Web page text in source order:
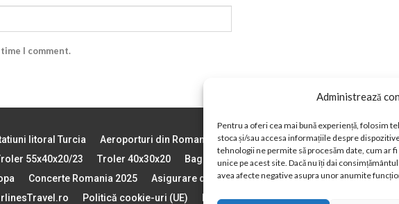
Administrează
Pentru a oferi cea mai bună experiență, folosim
stoca și/sau accesa informațiile despre
tehnologii ne permite să procesăm date, cum ar
unice pe acest site. Dacă nu îți dai
avea afecte negative asupra unor anumite
I comment.
litoral Turcia Aeroporturi din Romania Vremea in Romania
Curs valutar
55x40x20/23 Troler 40x30x20 Bagajul de Mana Paste 2026
Cele mai
Concerte Romania 2025 Asigurare de calatorie
Când se schimba ora în 2026
Politică cookie-uri (UE) Politică cookie-uri (Regatul Unit)